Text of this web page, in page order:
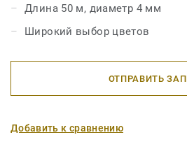
Длина 50 м, диаметр 4 мм
Широкий выбор цветов
ОТПРАВИТЬ
Добавить к сравнению